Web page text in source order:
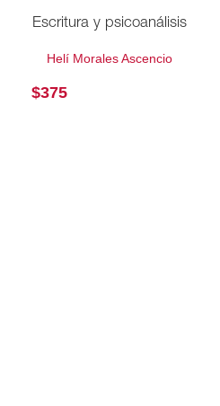
Escritura y psicoanálisis
Helí Morales Ascencio
$375